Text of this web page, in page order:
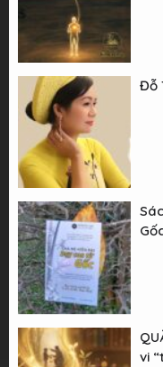
Đỗ
vi